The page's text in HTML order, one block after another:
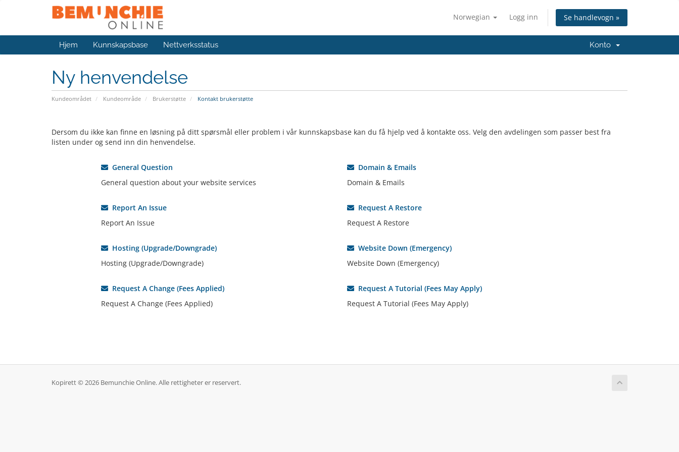
Norwegian Logg inn Se handlevogn »
Hjem Kunnskapsbase Nettverksstatus Konto
Ny henvendelse
Kundeområdet Kundeområde Brukerstøtte Kontakt brukerstøtte
Dersom du ikke kan finne en løsning på ditt spørsmål eller problem i vår kunnskapsbase kan du få hjelp ved å kontakte oss. Velg den avdelingen som passer best fra
listen under og send inn din henvendelse.
General Question
General question about your website services
Domain & Emails
Domain & Emails
Report An Issue
Report An Issue
Request A Restore
Request A Restore
Hosting (Upgrade/Downgrade)
Hosting (Upgrade/Downgrade)
Website Down (Emergency)
Website Down (Emergency)
Request A Change (Fees Applied)
Request A Change (Fees Applied)
Request A Tutorial (Fees May Apply)
Request A Tutorial (Fees May Apply)
Kopirett © 2026 Bemunchie Online. Alle rettigheter er reservert.